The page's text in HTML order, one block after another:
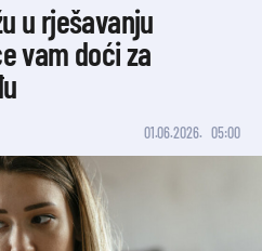
u rješavanju
vam doći za
01.06.2026. 05:00